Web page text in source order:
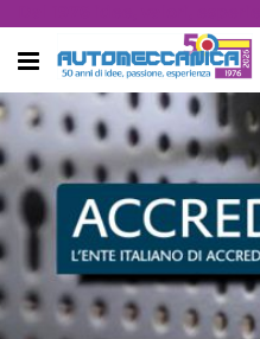
Open menu